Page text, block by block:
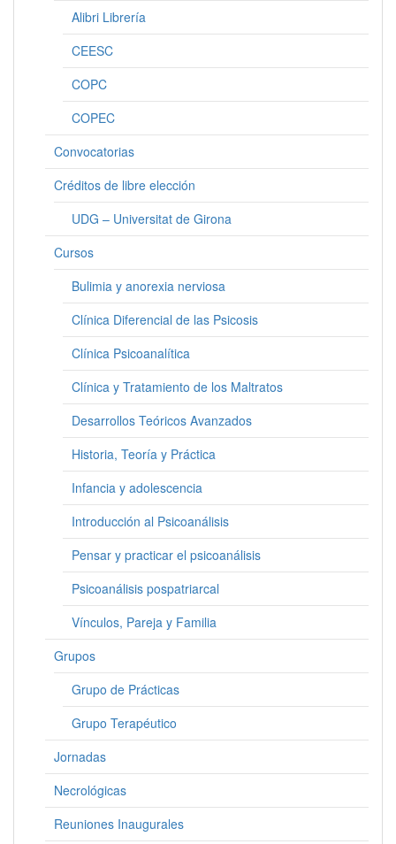
Alibri Librería
CEESC
COPC
COPEC
Convocatorias
Créditos de libre elección
UDG – Universitat de Girona
Cursos
Bulimia y anorexia nerviosa
Clínica Diferencial de las Psicosis
Clínica Psicoanalítica
Clínica y Tratamiento de los Maltratos
Desarrollos Teóricos Avanzados
Historia, Teoría y Práctica
Infancia y adolescencia
Introducción al Psicoanálisis
Pensar y practicar el psicoanálisis
Psicoanálisis pospatriarcal
Vínculos, Pareja y Familia
Grupos
Grupo de Prácticas
Grupo Terapéutico
Jornadas
Necrológicas
Reuniones Inaugurales